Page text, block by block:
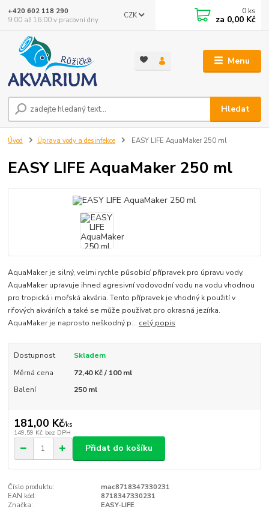
Menu
CZK
Hledat
+420 602 118 290
9:00 až 16:00 v pracovní dny
0 ks
za 0,00 Kč
Úvod Úprava vody a desinfekce EASY LIFE AquaMaker 250 ml
EASY LIFE AquaMaker 250 ml
AquaMaker je silný, velmi rychle působící přípravek pro úpravu vody.
AquaMaker upravuje ihned agresivní vodovodní vodu na vodu vhodnou
pro tropická i mořská akvária. Tento přípravek je vhodný k použití v
rifových akváriích a také se může používat pro okrasná jezírka.
AquaMaker je naprosto neškodný p... celý popis
Dostupnost
Skladem
Měrná cena
72,40 Kč / 100 ml
Balení
250 ml
181,00 Kč/ks
149,59 Kč bez DPH
Přidat do košíku
Číslo produktu:
mac8718347330231
EAN kód:
8718347330231
Značka:
EASY-LIFE